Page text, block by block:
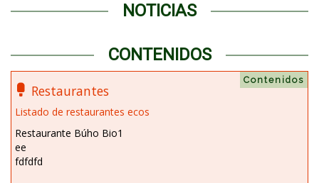
NOTICIAS
CONTENIDOS
Contenidos
Restaurantes
Listado de restaurantes ecos
Restaurante Búho Bio1
ee
fdfdfd